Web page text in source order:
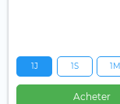
1J 1S 1M
Acheter